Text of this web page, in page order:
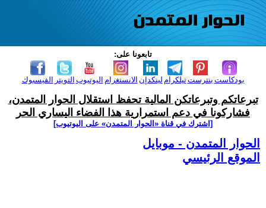
تابعونا على:
الفيسبوك التويتر اليوتيوب الانستغرام لينكدإن تيلكرامبنترست بودكاست
تبرعاتكم وتبرعاتكن المالية تحفظ استقلال الحوار المتمدن،
فشاركونا في دعم استمرارية هذا الفضاء اليساري الحر
[اشترك في قناة ‫«الحوار المتمدن» على اليوتيوب]
الحوار المتمدن - موبايل
الموقع الرئيسي